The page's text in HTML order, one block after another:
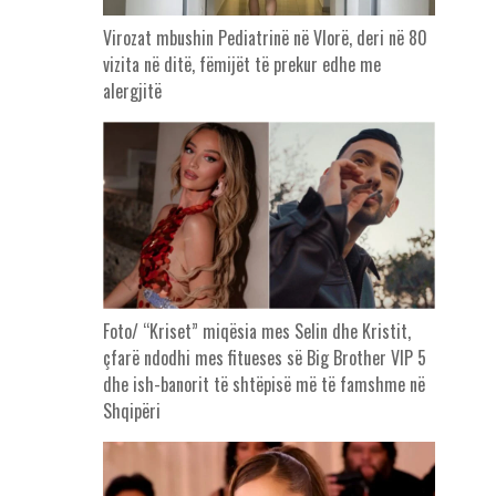
Virozat mbushin Pediatrinë në Vlorë, deri në 80
vizita në ditë, fëmijët të prekur edhe me
alergjitë
Foto/ “Kriset” miqësia mes Selin dhe Kristit,
çfarë ndodhi mes fitueses së Big Brother VIP 5
dhe ish-banorit të shtëpisë më të famshme në
Shqipëri